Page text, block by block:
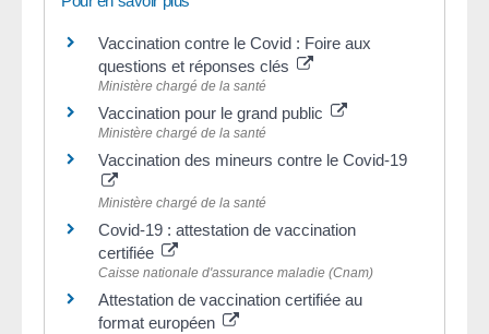
Vaccination contre le Covid : Foire aux
questions et réponses clés
Ministère chargé de la santé
Vaccination pour le grand public
Ministère chargé de la santé
Vaccination des mineurs contre le Covid-19
Ministère chargé de la santé
Covid-19 : attestation de vaccination
certifiée
Caisse nationale d'assurance maladie (Cnam)
Attestation de vaccination certifiée au
format européen